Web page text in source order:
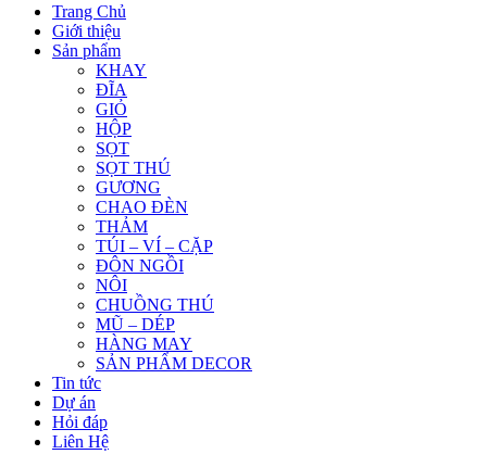
Trang Chủ
Giới thiệu
Sản phẩm
KHAY
ĐĨA
GIỎ
HỘP
SỌT
SỌT THÚ
GƯƠNG
CHAO ĐÈN
THẢM
TÚI – VÍ – CẶP
ĐÔN NGỒI
NÔI
CHUỒNG THÚ
MŨ – DÉP
HÀNG MAY
SẢN PHẨM DECOR
Tin tức
Dự án
Hỏi đáp
Liên Hệ